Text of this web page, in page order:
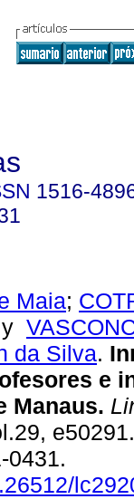
1516-
Maia;
y
da Silva.
e
Manaus.
0431.